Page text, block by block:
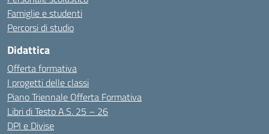
Famiglie e studenti
Percorsi di studio
Didattica
Offerta formativa
I progetti delle classi
Piano Triennale Offerta Formativa
Libri di Testo A.S. 25 – 26
DPI e Divise